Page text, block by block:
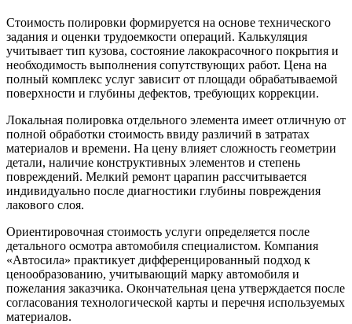
Стоимость полировки формируется на основе технического
задания и оценки трудоемкости операций. Калькуляция
учитывает тип кузова, состояние лакокрасочного покрытия и
необходимость выполнения сопутствующих работ. Цена на
полный комплекс услуг зависит от площади обрабатываемой
поверхности и глубины дефектов, требующих коррекции.
Локальная полировка отдельного элемента имеет отличную от
полной обработки стоимость ввиду различий в затратах
материалов и времени. На цену влияет сложность геометрии
детали, наличие конструктивных элементов и степень
повреждений. Мелкий ремонт царапин рассчитывается
индивидуально после диагностики глубины повреждения
лакового слоя.
Ориентировочная стоимость услуги определяется после
детального осмотра автомобиля специалистом. Компания
«Автосила» практикует дифференцированный подход к
ценообразованию, учитывающий марку автомобиля и
пожелания заказчика. Окончательная цена утверждается после
согласования технологической карты и перечня используемых
материалов.